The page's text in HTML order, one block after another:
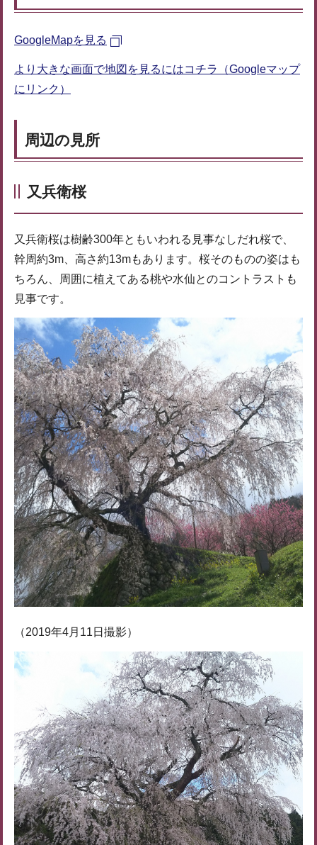
GoogleMapを見る
より大きな画面で地図を見るにはコチラ（Googleマップ
にリンク）
周辺の見所
又兵衛桜
又兵衛桜は樹齢300年ともいわれる見事なしだれ桜で、
幹周約3m、高さ約13mもあります。桜そのものの姿はも
ちろん、周囲に植えてある桃や水仙とのコントラストも
見事です。
（2019年4月11日撮影）